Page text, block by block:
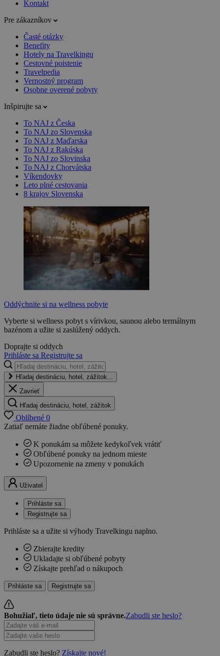
Kontakt
Pre zákazníkov
Časté otázky
Benefity
Hotely na Travelkingu
Cestovné poistenie
Travelpedia
Vernostný program
Osobne overené pobyty
Inšpirujte sa
To NAJ z Česka
To NAJ zo Slovenska
To NAJ z Maďarska
To NAJ z Rakúska
To NAJ zo Slovinska
To NAJ z Chorvátska
Víkendovky
Leto plné cestovania
8 krajov Slovenska
Oddýchnite si na wellness pobyte
Vyberte si wellness pobyt s vírivkou, saunou alebo termálnym
bazénom a užite si zaslúžený oddych.
Doprajte si oddych
Prihláste sa Registrujte sa
Hľadaj destináciu, hotel, zážitok...
Zavrieť
Hľadaj destináciu, hotel, zážitok
Oblíbené 0
Zatiaľ nemáte žiadne obľúbené ponuky.
K ponukám sa môžete kedykoľvek vrátiť
Obľúbené ponuky na jednom mieste
Upozornenie na zmeny v ponukách
Uživatel
Prihláste sa
Registrujte sa
Prihláste sa a užite si výhody Travelkingu naplno.
Zbierajte kredity
Ukladajte si obľúbené pobyty
Získajte prehľad o nákupoch
Prihláste sa Registrujte sa
Bohužiaľ, tieto údaje nie sú správne.Zabudli ste heslo?
Zabudli ste heslo? Získajte nové!